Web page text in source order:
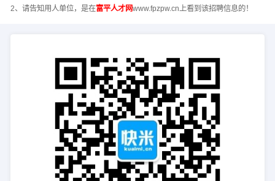
2、请告知用人单位，是在富平人才网www.fpzpw.cn上看到该招聘信息的！